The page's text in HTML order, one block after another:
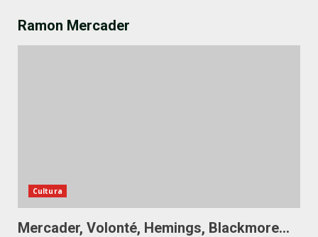
Ramon Mercader
Cultura
Mercader, Volonté, Hemings, Blackmore…